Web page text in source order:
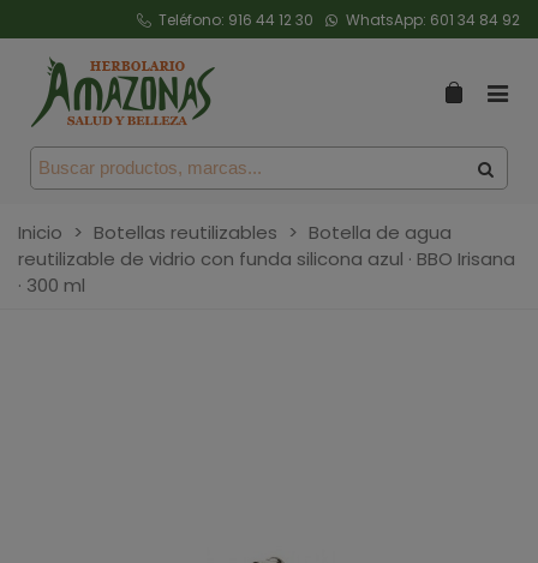
Teléfono: 916 44 12 30 WhatsApp: 601 34 84 92
Inicio > Botellas reutilizables > Botella de agua
reutilizable de vidrio con funda silicona azul · BBO Irisana
· 300 ml